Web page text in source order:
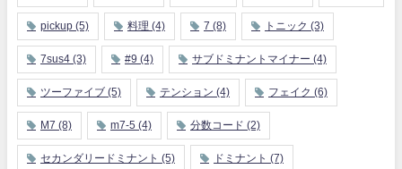
pickup (5) 料理 (4) 7 (8) トニック (3)
7sus4 (3) #9 (4) サブドミナントマイナー (4)
ツーファイブ (5) テンション (4) フェイク (6)
M7 (8) m7-5 (4) 分数コード (2)
セカンダリードミナント (5) ドミナント (7)